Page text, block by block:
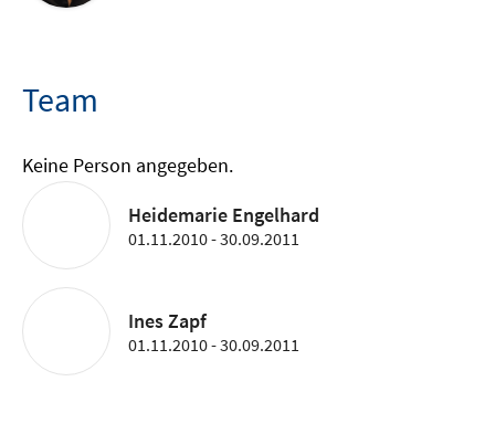
Team
Keine Person angegeben.
Heidemarie Engelhard
01.11.2010 - 30.09.2011
Ines Zapf
01.11.2010 - 30.09.2011